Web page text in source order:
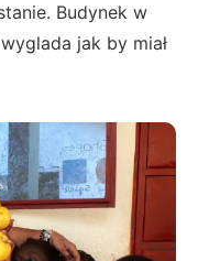
Budynek w
jak by miał